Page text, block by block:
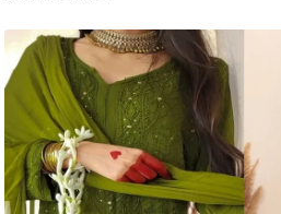
मं
त्रा
रि
ले
श
न